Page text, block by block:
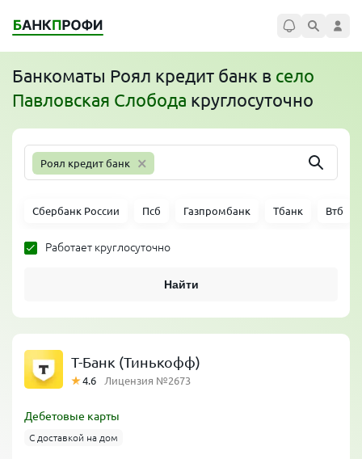
Банкоматы Роял кредит банк в село
Павловская Слобода круглосуточно
Роял кредит банк ×
Сбербанк России Псб Газпромбанк Тбанк Втб
Работает круглосуточно
Найти
Т-Банк (Тинькофф)
4.6 Лицензия №2673
Дебетовые карты
С доставкой на дом